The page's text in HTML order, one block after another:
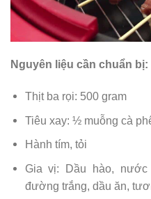
Nguyên liệu cần chuẩn bị:
Thịt ba rọi: 500 gram
Tiêu xay: ½ muỗng cà
Hành tím, tỏi
Gia vị: Dầu hào,
đường trắng, dầu ăn,